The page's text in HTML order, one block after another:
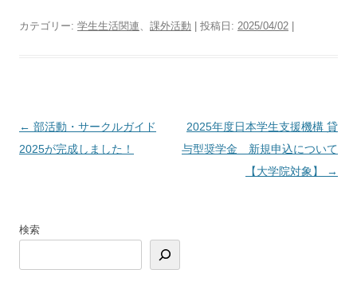
カテゴリー: 学生生活関連、 課外活動 | 投稿日: 2025/04/02
投
稿
ー
← 部活動・サークルガイド
2025が完成しました！
2025年度日本学生支援機構 貸
与型奨学金 新規申込について
【大学院対象】
→
検索